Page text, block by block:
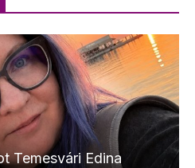
Temesvári Edina